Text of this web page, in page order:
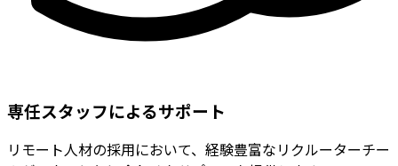
専任スタッフによるサポート
リモート人材の採用において、経験豊富なリクルーターチー